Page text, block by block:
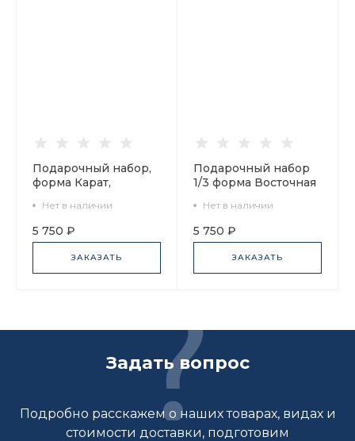
Подарочный набор,
форма Карат,
Денек, арт
81.30130.00.1
Нет в наличии
5 750 ₽
ЗАКАЗАТЬ
Подарочный набор
1/3 форма Восточная
семейка, арт.
81.32843.00.1
Нет в наличии
5 750 ₽
ЗАКАЗАТЬ
Задать вопрос
Подробно расскажем о наших товарах, видах и
стоимости доставки, подготовим